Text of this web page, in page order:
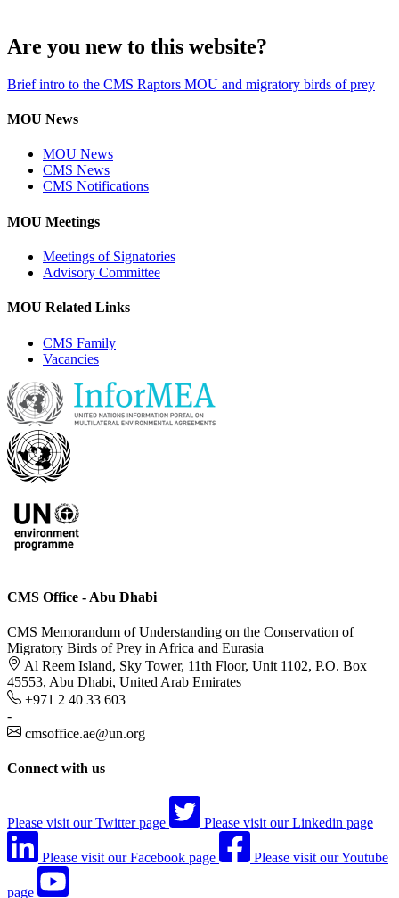
Are you new to this website?
Brief intro to the CMS Raptors MOU and migratory birds of prey
MOU News
MOU News
CMS News
CMS Notifications
MOU Meetings
Meetings of Signatories
Advisory Committee
MOU Related Links
CMS Family
Vacancies
CMS Office - Abu Dhabi
CMS Memorandum of Understanding on the Conservation of
Migratory Birds of Prey in Africa and Eurasia
Al Reem Island, Sky Tower, 11th Floor, Unit 1102, P.O. Box
45553, Abu Dhabi, United Arab Emirates
+971 2 40 33 603
-
cmsoffice.ae@un.org
Connect with us
Please visit our Twitter page Please visit our Linkedin page
Please visit our Facebook page Please visit our Youtube
page